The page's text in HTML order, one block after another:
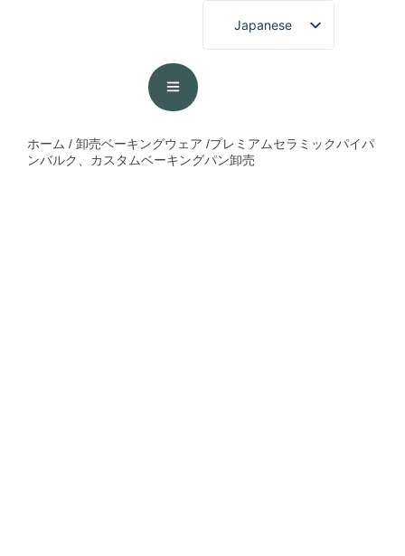
Japanese
ホーム / 卸売ベーキングウェア /プレミアムセラミックパイパ
ンバルク、カスタムベーキングパン卸売